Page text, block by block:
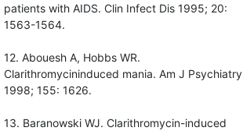
patients with AIDS. Clin Infect Dis 1995; 20:
1563-1564.
12. Abouesh A, Hobbs WR.
Clarithromycininduced mania. Am J Psychiatry
1998; 155: 1626.
13. Baranowski WJ. Clarithromycin-induced